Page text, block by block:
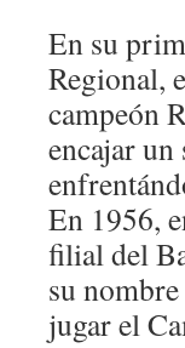
En su
Regional,
campeón
encajar
En 1956,
filial del
su
jugar el